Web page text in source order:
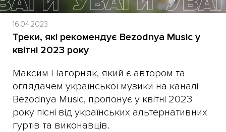
16.04.2023
Треки, які рекомендує Bezodnya Music у
квітні 2023 року
Максим Нагорняк, який є автором та
оглядачем української музики на каналі
Bezodnya Music, пропонує у квітні 2023
року пісні від українських альтернативних
гуртів та виконавців.